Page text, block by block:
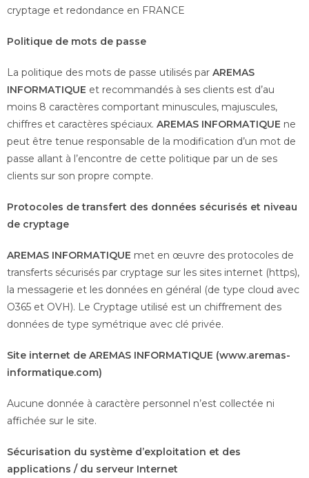
cryptage et redondance en FRANCE
Politique de mots de passe
La politique des mots de passe utilisés par AREMAS
INFORMATIQUE et recommandés à ses clients est d’au
moins 8 caractères comportant minuscules, majuscules,
chiffres et caractères spéciaux. AREMAS INFORMATIQUE ne
peut être tenue responsable de la modification d’un mot de
passe allant à l’encontre de cette politique par un de ses
clients sur son propre compte.
Protocoles de transfert des données sécurisés et niveau
de cryptage
AREMAS INFORMATIQUE met en œuvre des protocoles de
transferts sécurisés par cryptage sur les sites internet (https),
la messagerie et les données en général (de type cloud avec
O365 et OVH). Le Cryptage utilisé est un chiffrement des
données de type symétrique avec clé privée.
Site internet de AREMAS INFORMATIQUE (www.aremas-
informatique.com)
Aucune donnée à caractère personnel n’est collectée ni
affichée sur le site.
Sécurisation du système d’exploitation et des
applications / du serveur Internet